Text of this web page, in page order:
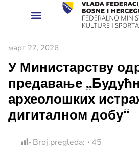
март 27, 2026
У Министарству
предавање
археолошких
дигиталном добу“
Broj pregleda: 45